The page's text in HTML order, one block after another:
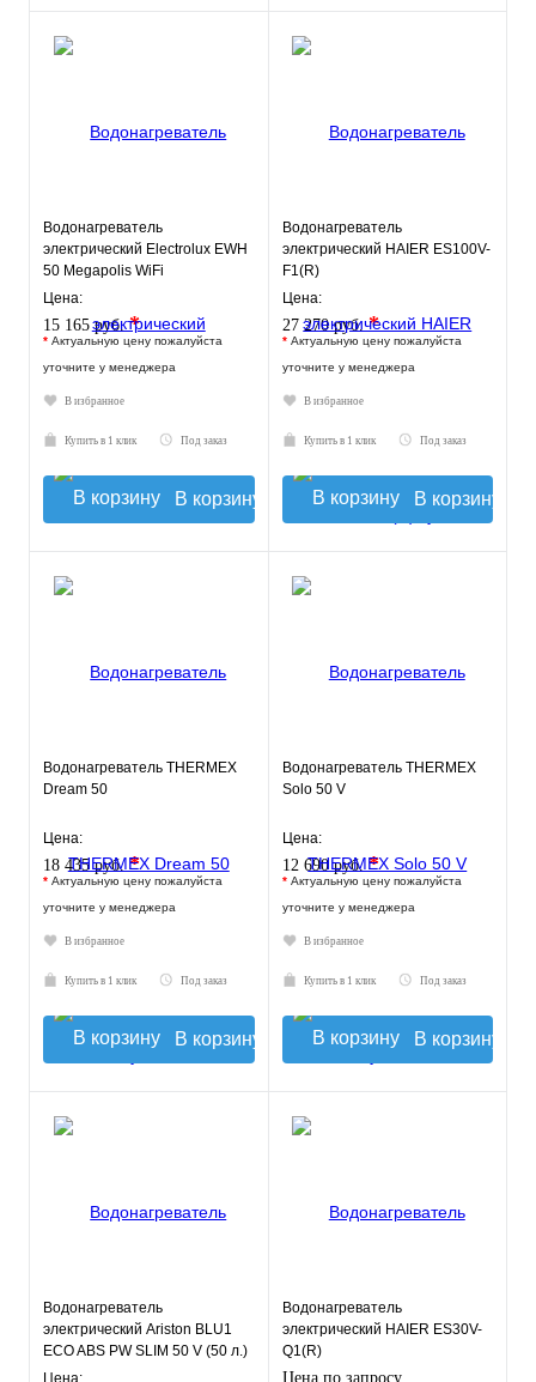
Водонагреватель
электрический Electrolux EWH
50 Megapolis WiFi
Цена:
15 165 руб.*
* Актуальную цену пожалуйста
уточните у менеджера
В избранное
Купить в 1 клик Под заказ
В корзину
Водонагреватель
электрический HAIER ES100V-
F1(R)
Цена:
27 270 руб.*
* Актуальную цену пожалуйста
уточните у менеджера
В избранное
Купить в 1 клик Под заказ
В корзину
Водонагреватель THERMEX
Dream 50
Цена:
18 435 руб.*
* Актуальную цену пожалуйста
уточните у менеджера
В избранное
Купить в 1 клик Под заказ
В корзину
Водонагреватель THERMEX
Solo 50 V
Цена:
12 690 руб.*
* Актуальную цену пожалуйста
уточните у менеджера
В избранное
Купить в 1 клик Под заказ
В корзину
Водонагреватель
электрический Ariston BLU1
ECO ABS PW SLIM 50 V (50 л.)
настенный, ТЭН 2,5 кВт.
Цена:
Водонагреватель
электрический HAIER ES30V-
Q1(R)
Цена по запросу